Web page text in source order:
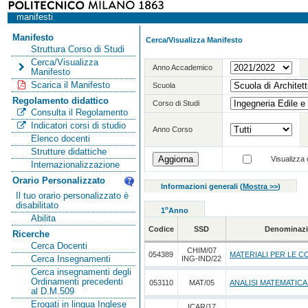
manifesti
Manifesto
Struttura Corso di Studi
Cerca/Visualizza
Manifesto
Scarica il Manifesto
Regolamento didattico
Consulta il Regolamento
Indicatori corsi di studio
Elenco docenti
Strutture didattiche
Internazionalizzazione
Orario Personalizzato
Il tuo orario personalizzato è
disabilitato
Abilita
Ricerche
Cerca Docenti
Cerca Insegnamenti
Cerca insegnamenti degli
Ordinamenti precedenti
al D.M.509
Erogati in lingua Inglese
Cerca/Visualizza Manifesto
Anno Accademico
Scuola
Corso di Studi
Anno Corso
Visualizza
Informazioni generali (Mostra >>)
1oAnno
Codice SSD
054389
CHIM/07
ING-IND/22
MATERIALI PER LE
053110 MAT/05 ANALISI MATEMATICA